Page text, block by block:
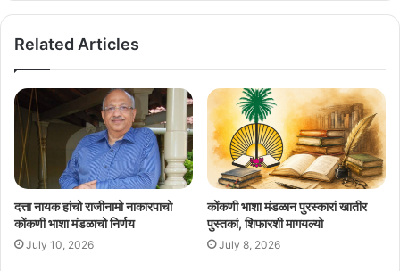
Related Articles
दत्ता नायक हांचो राजीनामो नाकारपाचो
कोंकणी भाशा मंडळाचो निर्णय
July 10, 2026
कोंकणी भाशा मंडळान पुरस्कारां खातीर
पुस्तकां, शिफारशी मागयल्यो
July 8, 2026